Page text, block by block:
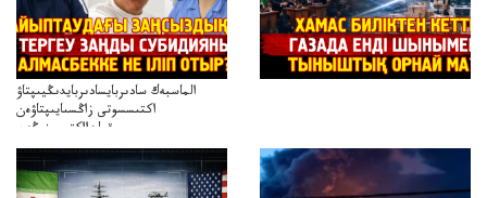
الماسبەك سادىربايسادىربايدىڭيىپتاۋ
اكتىسسوتى زاڭسىايىپتاۋەن
قولدااكتىسىنىڭەن
ميلليونزاڭسىزدىعىمەنقولدانوسىرىلگەنميلليوندار